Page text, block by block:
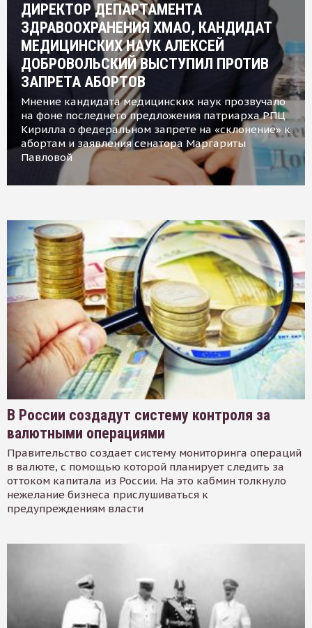
ДИРЕКТОР ДЕПАРТАМЕНТА
ЗДРАВООХРАНЕНИЯ ХМАО, КАНДИДАТ
МЕДИЦИНСКИХ НАУК АЛЕКСЕЙ
ДОБРОВОЛЬСКИЙ ВЫСТУПИЛ ПРОТИВ
ЗАПРЕТА АБОРТОВ
Мнение кандидата медицинских наук прозвучало
на фоне последнего предложения патриарха РПЦ
Кирилла о федеральном запрете на «склонение» к
абортам и заявления сенатора Маргариты
Павловой
В России создадут систему контроля за
валютными операциями
Правительство создает систему мониторинга операций
в валюте, с помощью которой планирует следить за
оттоком капитала из России. На это кабмин толкнуло
нежелание бизнеса прислушиваться к
предупреждениям власти